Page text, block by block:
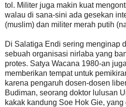
tol. Militer juga makin kuat
walau di sana-sini ada gesekan
(muslim) dan militer merah putih
Di Salatiga Endi sering menginap
sebuah organisasi nirlaba yang
protes. Satya Wacana 1980-an
memberikan tempat untuk
karena pengaruh dosen-dosen
Budiman, seorang doktor lulusan
kakak kandung Soe Hok Gie,